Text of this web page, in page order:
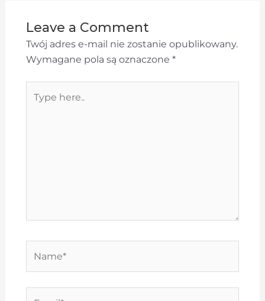
Leave a Comment
Twój adres e-mail nie zostanie opublikowany.
Wymagane pola są oznaczone *
here..